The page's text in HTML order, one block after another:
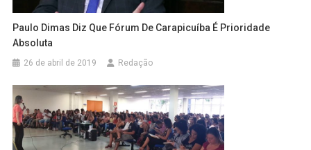
Paulo Dimas Diz Que Fórum De Carapicuíba É Prioridade
Absoluta
26 de abril de 2019 Redação